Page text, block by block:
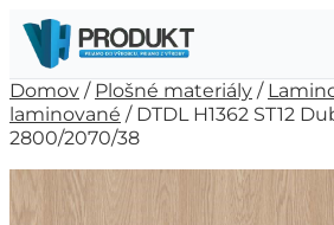
Domov / Plošné materiály /
laminované / DTDL H1362 ST12
2800/2070/38